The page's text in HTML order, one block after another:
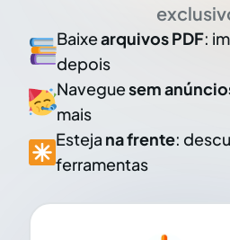
Baixearquivos PDF:
depois
Naveguesem
mais
Esteja na frente:
ferramentas